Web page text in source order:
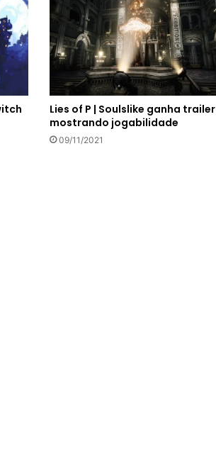
Lies of P | Soulslike ganha trailer
mostrando jogabilidade
09/11/2021